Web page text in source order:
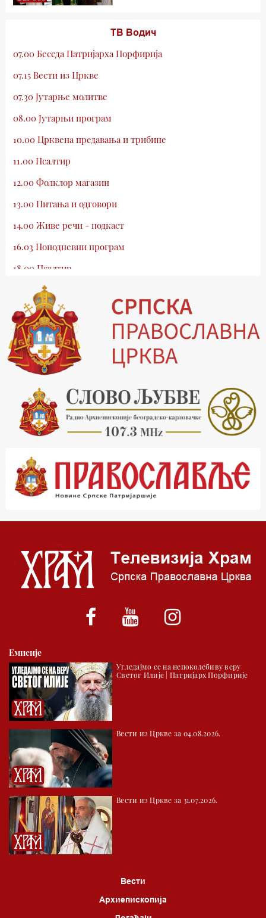
ТВ Водич
07.00 Беседа Патријарха Порфирија
07.15 Вести из Цркве
07.30 Јутарње молитве
08.00 Јутарњи програм
10.00 Црквена предавања и трибине
11.00 Псалтир
12.00 Фолклор магазин
13.00 Питања и одговори
14.00 Живе речи - подкаст
16.03 Поподневни програм
18.00 Псалтир
19.03 Млади у Цркви
19.30 Вечерње молитве
20.00 Вести из Цркве
20.15 Реч архијереја
20.30 Хроника Архиепископије
21.03 Врлинослов
22.03 Црквена предавања и трибине
23.00 Питања и одговори
00.03 Црквена предавања и трибине
01.03 Живе речи - подкаст
*најважније вести емитујемо на сваки пун сат
Емисије
Угледајмо се на непоколебиву веру
Светог Илије | Патријарх Порфирије
Вести из Цркве за 04.08.2026.
Вести из Цркве за 31.07.2026.
Вести
Архиепископија